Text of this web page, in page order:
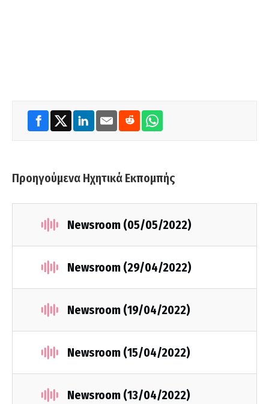
Προηγούμενα Ηχητικά Εκπομπής
Newsroom (05/05/2022)
Newsroom (29/04/2022)
Newsroom (19/04/2022)
Newsroom (15/04/2022)
Newsroom (13/04/2022)